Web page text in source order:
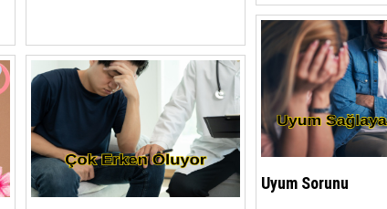
Uyum Sorunu